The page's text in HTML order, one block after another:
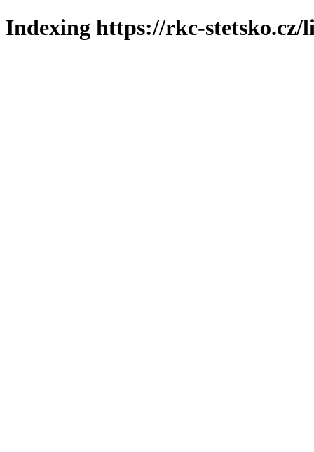
Indexing https://rkc-stetsko.cz/